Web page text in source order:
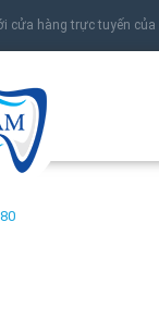
cửa hàng trực tuyến của